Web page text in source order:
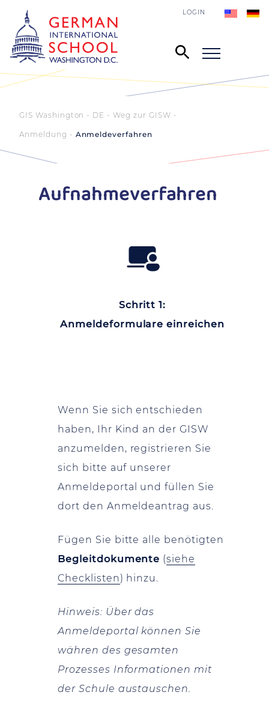
LOGIN
GIS Washington - DE Weg zur GISW
Anmeldung Anmeldeverfahren
Aufnahmeverfahren
Schritt 1:
Anmeldeformulare einreichen
Wenn Sie sich entschieden
haben, Ihr Kind an der GISW
anzumelden, registrieren Sie
sich bitte auf unserer
Anmeldeportal und füllen Sie
dort den Anmeldeantrag aus.
Fügen Sie bitte alle benötigten
Begleitdokumente (siehe
Checklisten) hinzu.
Hinweis: Über das
Anmeldeportal können Sie
währen des gesamten
Prozesses Informationen mit
der Schule austauschen.